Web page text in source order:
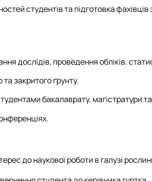
студентів та підготовка
дослідів, проведення обліків,
закритого ґрунту.
бакалаврату, магістратури
до наукової роботи в галузі